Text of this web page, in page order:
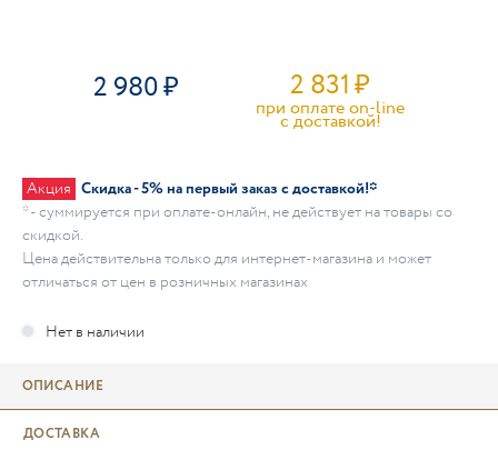
2 980 2 831₽
при оплате on-line
c доставкой!
Акция Скидка - 5% на первый заказ с доставкой!*
* - суммируется при оплате-онлайн, не действует на товары со
скидкой.
Цена действительна только для интернет-магазина и может
отличаться от цен в розничных магазинах
ОПИСАНИЕ
ДОСТАВКА